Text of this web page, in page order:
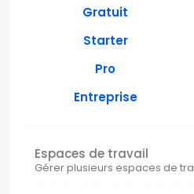
Gratuit
Starter
Pro
Entreprise
Espaces de travail
Gérer plusieurs espaces de